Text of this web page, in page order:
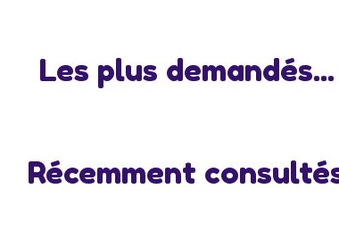
Les plus demandés...
Récemment